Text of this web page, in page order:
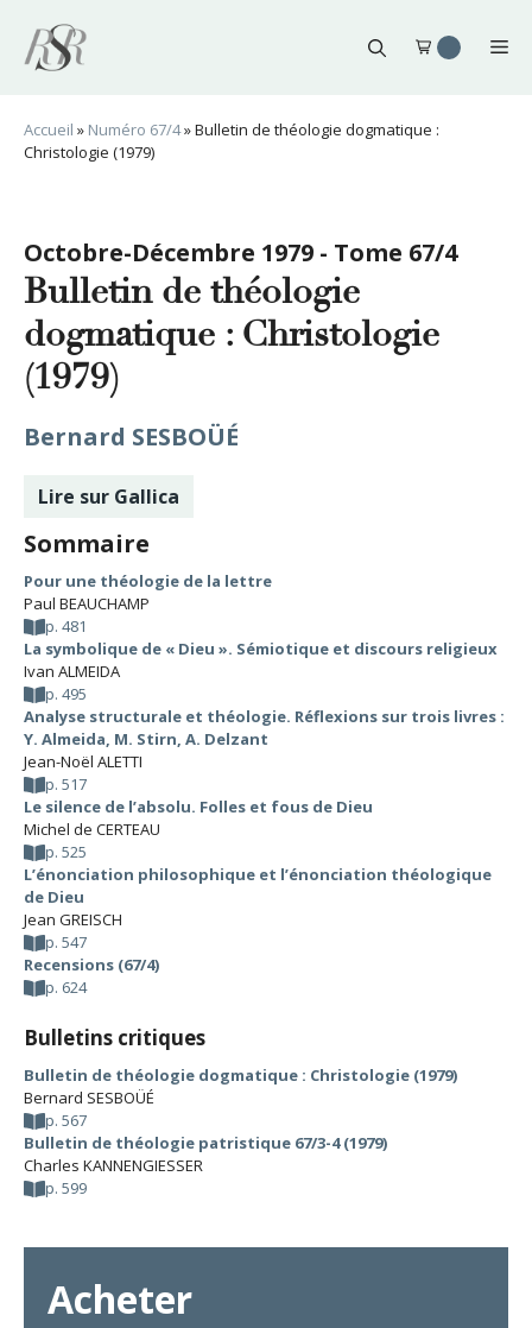
contenu
Accueil » Numéro 67/4»Bulletin de théologie dogmatique :
Christologie (1979)
Octobre-Décembre 1979 - Tome 67/4
Bulletin de théologie
dogmatique : Christologie
(1979)
Bernard SESBOÜÉ
Lire sur Gallica
Sommaire
Pour une théologie de la lettre
Paul BEAUCHAMP
p. 481
La symbolique de « Dieu ». Sémiotique et discours religieux
Ivan ALMEIDA
p. 495
Analyse structurale et théologie. Réflexions sur trois livres :
Y. Almeida, M. Stirn, A. Delzant
Jean-Noël ALETTI
p. 517
Le silence de l’absolu. Folles et fous de Dieu
Michel de CERTEAU
p. 525
L’énonciation philosophique et l’énonciation théologique
de Dieu
Jean GREISCH
p. 547
Recensions (67/4)
p. 624
Bulletins critiques
Bulletin de théologie dogmatique : Christologie (1979)
Bernard SESBOÜÉ
p. 567
Bulletin de théologie patristique 67/3-4 (1979)
Charles KANNENGIESSER
p. 599
Acheter